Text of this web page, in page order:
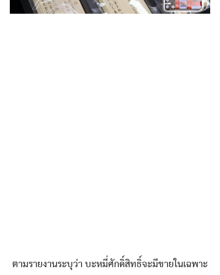
ตามรายงานระบุว่า บะหมี่ศักดิ์สิทธิ์จะมีขายในเฉพาะ